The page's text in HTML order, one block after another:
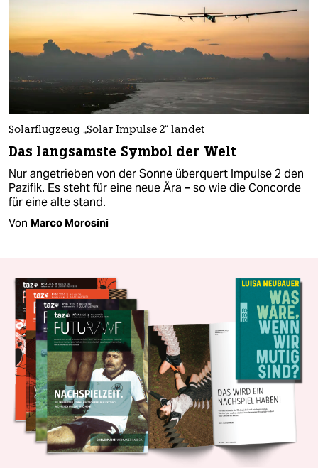
Solarflugzeug „Solar Impulse 2“ landet
Das langsamste Symbol der Welt
Nur angetrieben von der Sonne überquert Impulse 2 den
Pazifik. Es steht für eine neue Ära – so wie die Concorde
für eine alte stand.
Von Marco Morosini